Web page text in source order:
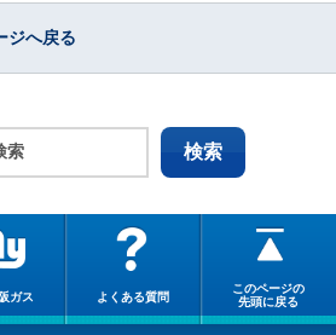
ジへ戻る
ガス よくある質問
このページの
先頭に戻る